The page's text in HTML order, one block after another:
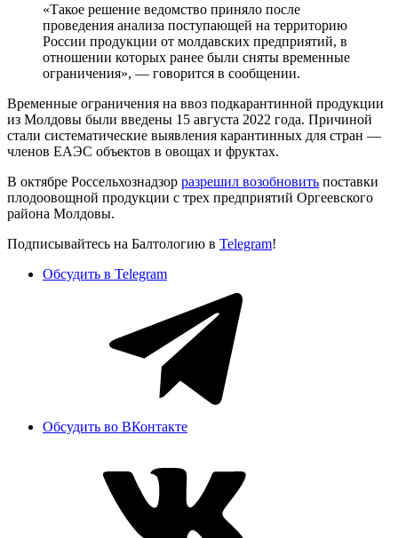
«Такое решение ведомство приняло после
проведения анализа поступающей на территорию
России продукции от молдавских предприятий, в
отношении которых ранее были сняты временные
ограничения», — говорится в сообщении.
Временные ограничения на ввоз подкарантинной продукции
из Молдовы были введены 15 августа 2022 года. Причиной
стали систематические выявления карантинных для стран —
членов ЕАЭС объектов в овощах и фруктах.
В октябре Россельхознадзор разрешил возобновить поставки
плодоовощной продукции с трех предприятий Оргеевского
района Молдовы.
Подписывайтесь на Балтологию в Telegram!
Обсудить в Telegram
Обсудить во ВКонтакте